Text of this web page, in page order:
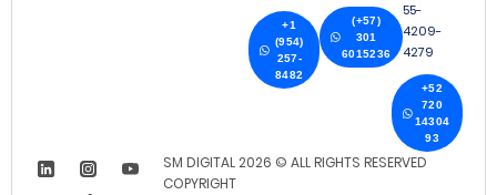
+1
(954)
257-
8482
(+57)
301
6015236
+52
720
14304
93
55-
4209-
4279
SM DIGITAL 2026 © ALL RIGHTS RESERVED
COPYRIGHT